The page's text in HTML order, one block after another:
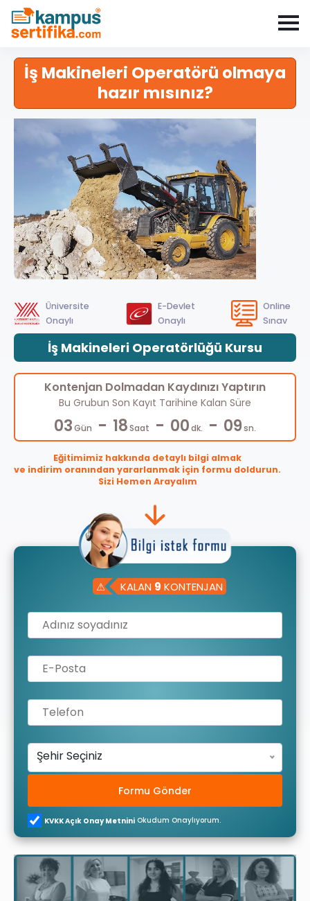
İş Makineleri Operatörü olmaya
hazır mısınız?
Üniversite
Onaylı
E-Devlet
Onaylı
Online
Sınav
İş Makineleri Operatörlüğü Kursu
Kontenjan Dolmadan Kaydınızı Yaptırın
Bu Grubun Son Kayıt Tarihine Kalan Süre
03Gün - 18Saat - 00dk. - 08 sn.
Eğitimimiz hakkında detaylı bilgi almak
ve indirim oranından yararlanmak için formu doldurun.
Sizi Hemen Arayalım
⚠ KALAN 9 KONTENJAN
Şehir Seçiniz
Formu Gönder
KVKK Açık Onay Metnini Okudum Onaylıyorum.